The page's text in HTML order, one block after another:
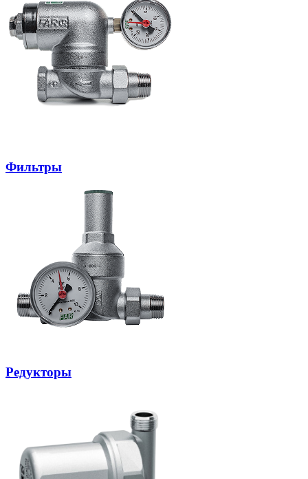
Фильтры
Редукторы